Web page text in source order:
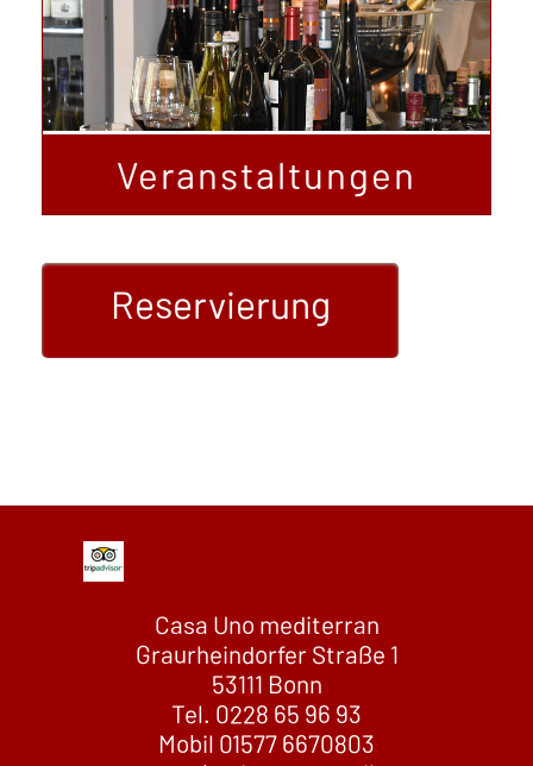
Veranstaltungen
Reservierung
Casa Uno mediterran
Graurheindorfer Straße 1
53111 Bonn
Tel. 0228 65 96 93
Mobil 01577 6670803